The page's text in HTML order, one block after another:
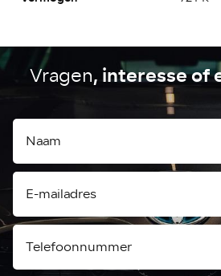
Vragen, interesse of